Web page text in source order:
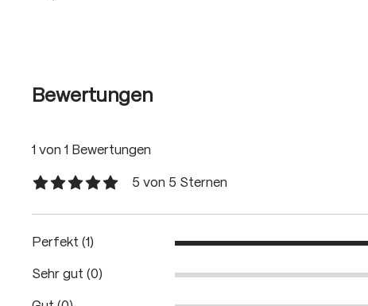
Bewertungen
1 von 1 Bewertungen
5 von 5 Sternen
Perfekt (1)
Sehr gut (0)